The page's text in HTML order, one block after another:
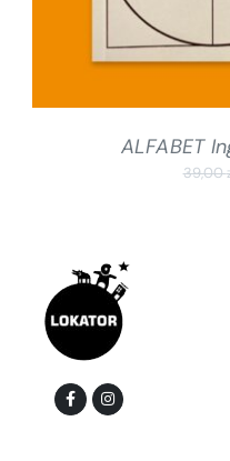
ALFABET
39,00